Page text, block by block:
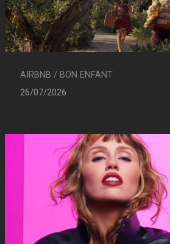
AIRBNB / BON ENFANT
26/07/2026